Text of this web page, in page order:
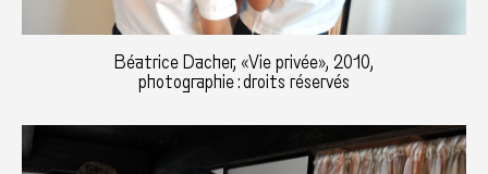
Béatrice Dacher, «Vie privée», 2010,
photographie : droits réservés